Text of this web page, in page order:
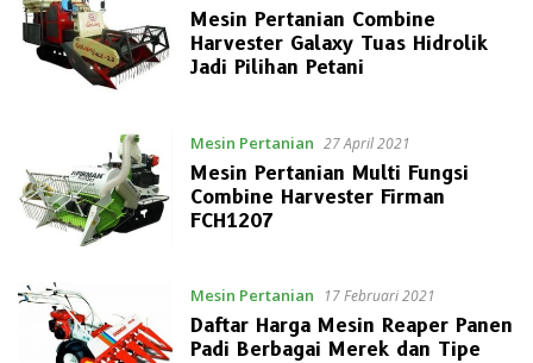
Mesin Pertanian Combine
Harvester Galaxy Tuas Hidrolik
Jadi Pilihan Petani
Mesin Pertanian 27 April 2021
Mesin Pertanian Multi Fungsi
Combine Harvester Firman
FCH1207
Mesin Pertanian 17 Februari 2021
Daftar Harga Mesin Reaper Panen
Padi Berbagai Merek dan Tipe